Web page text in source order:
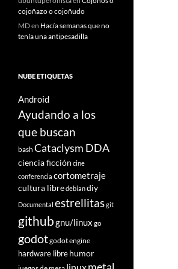
cojoñazo o cojoñudo
MDen Hacía semanas que no
tenía una antipesadilla
NUBE ETIQUETAS
Android
Ayudando a los
que buscan
bash Cataclysm DDA
ciencia ficción cine
conferencia cortometraje
cultura libredebiandiy
Documental estrellitasgit
githubgnu/linux go
godotgodot engine
hardware librehumor